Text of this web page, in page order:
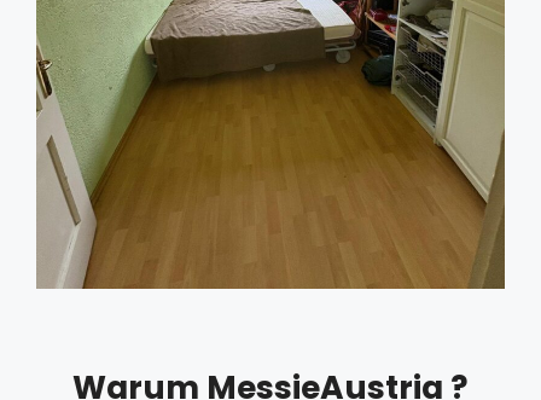
Warum MessieAustria ?